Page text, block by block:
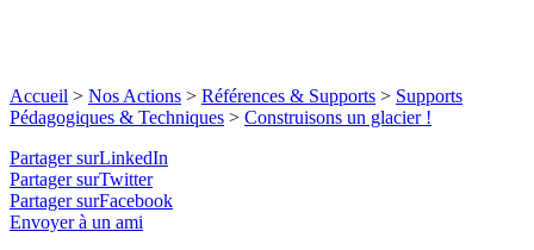
Accueil > Nos Actions > Références & Supports > Supports
Pédagogiques & Techniques > Construisons un glacier !
Partager surLinkedIn
Partager surTwitter
Partager surFacebook
Envoyer à un ami